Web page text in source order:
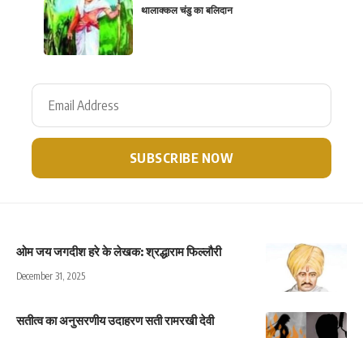
थालाक्कल चंडु का बलिदान
ओम जय जगदीश हरे के लेखक: श्रद्धाराम फिल्लौरी
December 31, 2025
सतीत्व का अनुसरणीय उदाहरण सती रामरखी देवी